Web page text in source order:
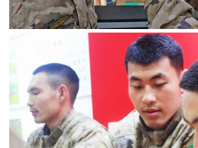
服
务
防
文
化
国
防